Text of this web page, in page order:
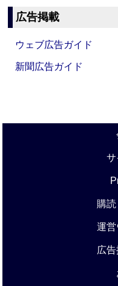
広告掲載
ウェブ広告ガイド
新聞広告ガイド
サ
購
運営
広